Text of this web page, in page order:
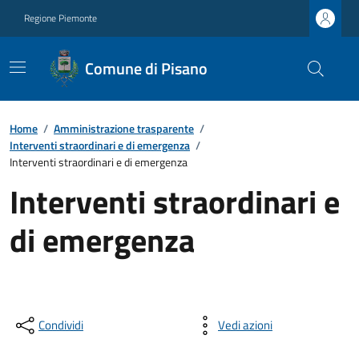
Regione Piemonte
Comune di Pisano
Home / Amministrazione trasparente /
Interventi straordinari e di emergenza /
Interventi straordinari e di emergenza
Interventi straordinari e
di emergenza
Condividi Vedi azioni